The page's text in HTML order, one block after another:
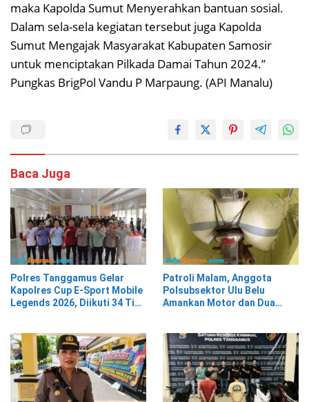
maka Kapolda Sumut Menyerahkan bantuan sosial.
Dalam sela-sela kegiatan tersebut juga Kapolda
Sumut Mengajak Masyarakat Kabupaten Samosir
untuk menciptakan Pilkada Damai Tahun 2024.”
Pungkas BrigPol Vandu P Marpaung. (API Manalu)
Baca Juga
Polres Tanggamus Gelar
Kapolres Cup E-Sport Mobile
Legends 2026, Diikuti 34 Tim
Patroli Malam, Anggota
Polsubsektor Ulu Belu
Amankan Motor dan Dua